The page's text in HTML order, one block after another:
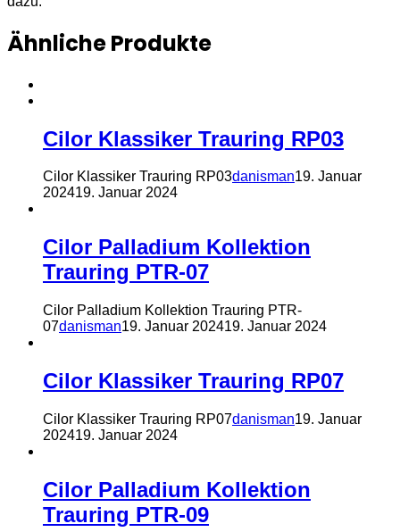
Ähnliche Produkte
Cilor Klassiker Trauring RP03
Cilor Klassiker Trauring RP03danisman19. Januar
202419. Januar 2024
Cilor Palladium Kollektion
Trauring PTR-07
Cilor Palladium Kollektion Trauring PTR-
07danisman19. Januar 202419. Januar 2024
Cilor Klassiker Trauring RP07
Cilor Klassiker Trauring RP07danisman19. Januar
202419. Januar 2024
Cilor Palladium Kollektion
Trauring PTR-09